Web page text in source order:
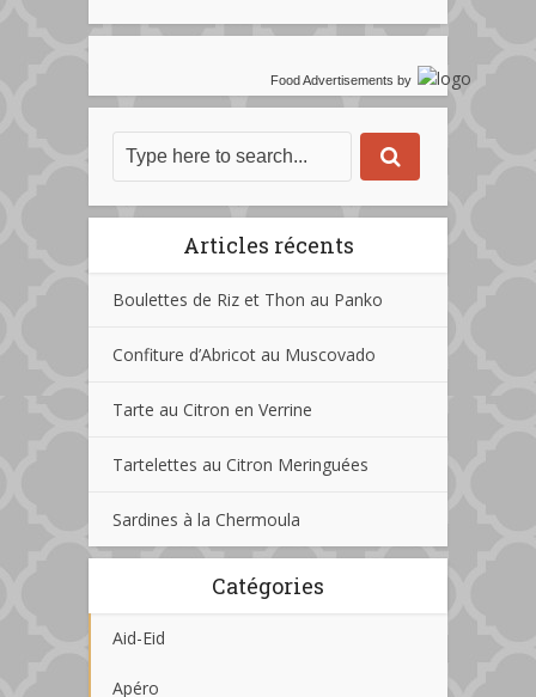
Food Advertisements by
Articles récents
Boulettes de Riz et Thon au Panko
Confiture d’Abricot au Muscovado
Tarte au Citron en Verrine
Tartelettes au Citron Meringuées
Sardines à la Chermoula
Catégories
Aid-Eid
Apéro